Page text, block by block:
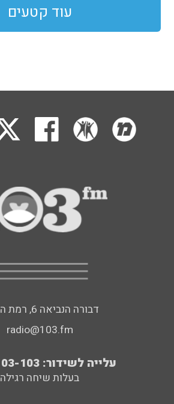
עוד קטעים
דבורה הנביאה 6, רמת השרון
radio@103.fm
עלייה לשידור: 0552-103-103
בעלות שיחה רגילה